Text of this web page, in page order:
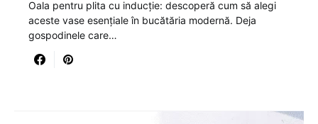
Oala pentru plita cu inducție: descoperă cum să alegi
aceste vase esențiale în bucătăria modernă. Deja
gospodinele care…